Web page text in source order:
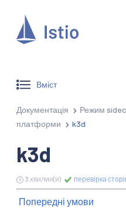
Вміст
Документація Режим
платформи
k3d
k3d
3 хвилин(и) перевірка
Попередні умови